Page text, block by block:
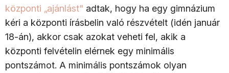
központi „ajánlást" adtak, hogy ha egy gimnázium
kéri a központi írásbelin való részvételt (idén január
18-án), akkor csak azokat veheti fel, akik a
központi felvételin elérnek egy minimális
pontszámot. A minimális pontszámok olyan